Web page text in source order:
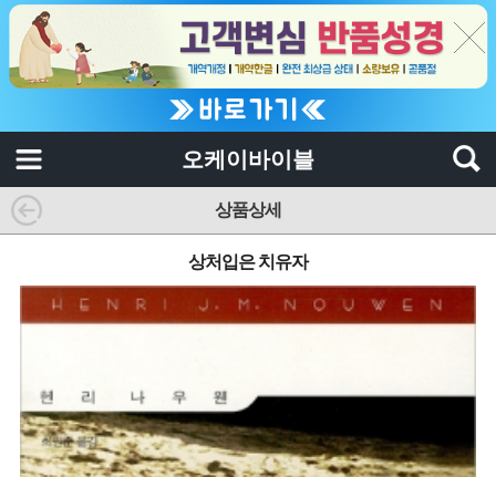
오케이바이블
상품상세
상처입은 치유자